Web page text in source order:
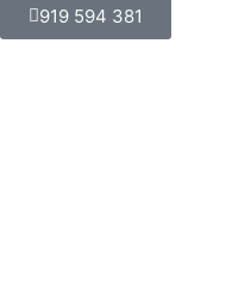
919 594 381